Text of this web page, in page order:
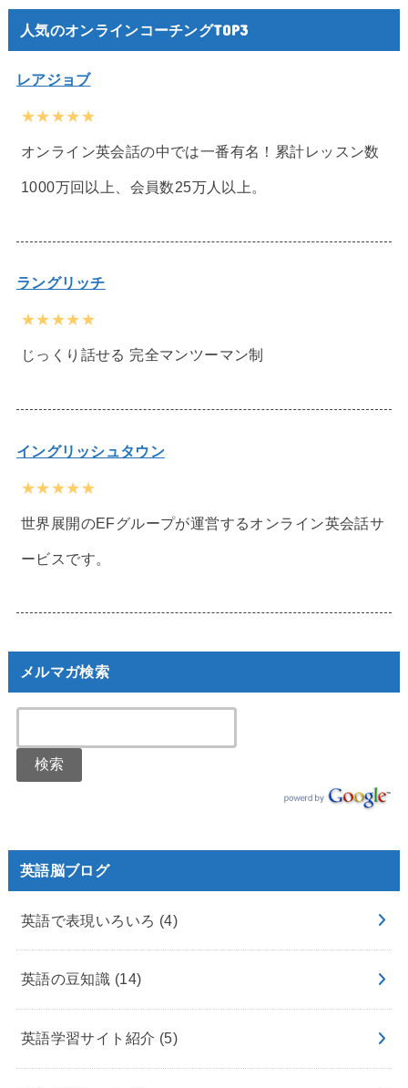
人気のオンラインコーチングTOP3
レアジョブ
★★★★★
オンライン英会話の中では一番有名！累計レッスン数
1000万回以上、会員数25万人以上。
ラングリッチ
★★★★★
じっくり話せる 完全マンツーマン制
イングリッシュタウン
★★★★★
世界展開のEFグループが運営するオンライン英会話サ
ービスです。
メルマガ検索
英語脳ブログ
英語で表現いろいろ (4)
英語の豆知識 (14)
英語学習サイト紹介 (5)